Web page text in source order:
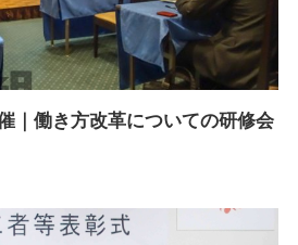
｜働き方改革についての研修会